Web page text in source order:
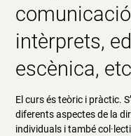
intèrprets,
escènica,
El curs és teòric i pràctic.
diferents aspectes de la
individuals i també